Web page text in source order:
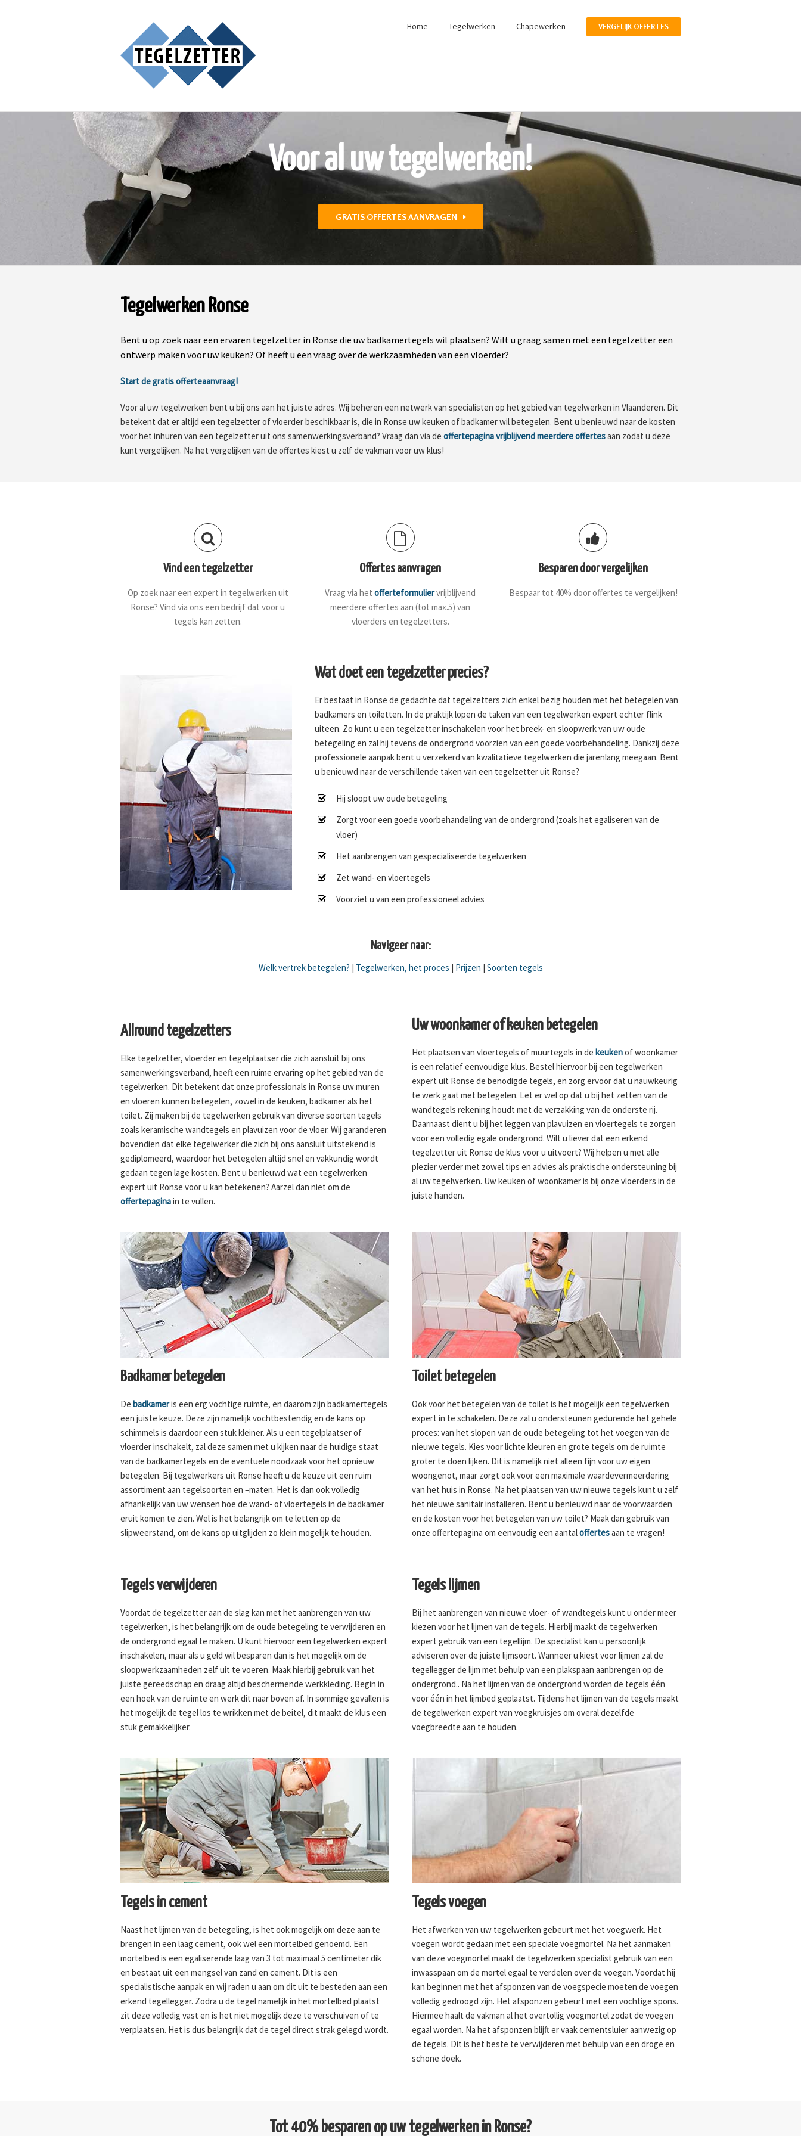
Home Tegelwerken Chapewerken VERGELIJK OFFERTES
Voor al uw tegelwerken!
GRATIS OFFERTES AANVRAGEN
Tegelwerken Ronse
Bent u op zoek naar een ervaren tegelzetter in Ronse die uw badkamertegels wil plaatsen? Wilt u graag samen met een tegelzetter een
ontwerp maken voor uw keuken? Of heeft u een vraag over de werkzaamheden van een vloerder?
Start de gratis offerteaanvraag!
Voor al uw tegelwerken bent u bij ons aan het juiste adres. Wij beheren een netwerk van specialisten op het gebied van tegelwerken in Vlaanderen. Dit
betekent dat er altijd een tegelzetter of vloerder beschikbaar is, die in Ronse uw keuken of badkamer wil betegelen. Bent u benieuwd naar de kosten
voor het inhuren van een tegelzetter uit ons samenwerkingsverband? Vraag dan via de offertepagina vrijblijvend meerdere offertesaan zodat u deze
kunt vergelijken. Na het vergelijken van de offertes kiest u zelf de vakman voor uw klus!
Vind een tegelzetter
Op zoek naar een expert in tegelwerken uit
Ronse? Vind via ons een bedrijf dat voor u
tegels kan zetten.
Offertes aanvragen
Vraag via hetofferteformuliervrijblijvend
meerdere offertes aan (tot max.5) van
vloerders en tegelzetters.
Besparen door vergelijken
Bespaar tot 40% door offertes te vergelijken!
Wat doet een tegelzetter precies?
Er bestaat in Ronse de gedachte dat tegelzetters zich enkel bezig houden met het betegelen van
badkamers en toiletten. In de praktijk lopen de taken van een tegelwerken expert echter flink
uiteen. Zo kunt u een tegelzetter inschakelen voor het breek- en sloopwerk van uw oude
betegeling en zal hij tevens de ondergrond voorzien van een goede voorbehandeling. Dankzij deze
professionele aanpak bent u verzekerd van kwalitatieve tegelwerken die jarenlang meegaan. Bent
u benieuwd naar de verschillende taken van een tegelzetter uit Ronse?
Hij sloopt uw oude betegeling
Zorgt voor een goede voorbehandeling van de ondergrond (zoals het egaliseren van de
vloer)
Het aanbrengen van gespecialiseerde tegelwerken
Zet wand- en vloertegels
Voorziet u van een professioneel advies
Navigeer naar:
Welk vertrek betegelen? Tegelwerken, het proces Prijzen Soorten tegels
Allround tegelzetters
Elke tegelzetter, vloerder en tegelplaatser die zich aansluit bij ons
samenwerkingsverband, heeft een ruime ervaring op het gebied van de
tegelwerken. Dit betekent dat onze professionals in Ronse uw muren
en vloeren kunnen betegelen, zowel in de keuken, badkamer als het
toilet. Zij maken bij de tegelwerken gebruik van diverse soorten tegels
zoals keramische wandtegels en plavuizen voor de vloer. Wij garanderen
bovendien dat elke tegelwerker die zich bij ons aansluit uitstekend is
gediplomeerd, waardoor het betegelen altijd snel en vakkundig wordt
gedaan tegen lage kosten. Bent u benieuwd wat een tegelwerken
expert uit Ronse voor u kan betekenen? Aarzel dan niet om de
offertepaginain te vullen.
Uw woonkamer of keuken betegelen
Het plaatsen van vloertegels of muurtegels in de keukenof woonkamer
is een relatief eenvoudige klus. Bestel hiervoor bij een tegelwerken
expert uit Ronse de benodigde tegels, en zorg ervoor dat u nauwkeurig
te werk gaat met betegelen. Let er wel op dat u bij het zetten van de
wandtegels rekening houdt met de verzakking van de onderste rij.
Daarnaast dient u bij het leggen van plavuizen en vloertegels te zorgen
voor een volledig egale ondergrond. Wilt u liever dat een erkend
tegelzetter uit Ronse de klus voor u uitvoert? Wij helpen u met alle
plezier verder met zowel tips en advies als praktische ondersteuning bij
al uw tegelwerken. Uw keuken of woonkamer is bij onze vloerders in de
juiste handen.
Badkamer betegelen
De badkameris een erg vochtige ruimte, en daarom zijn badkamertegels
een juiste keuze. Deze zijn namelijk vochtbestendig en de kans op
schimmels is daardoor een stuk kleiner. Als u een tegelplaatser of
vloerder inschakelt, zal deze samen met u kijken naar de huidige staat
van de badkamertegels en de eventuele noodzaak voor het opnieuw
betegelen. Bij tegelwerkers uit Ronse heeft u de keuze uit een ruim
assortiment aan tegelsoorten en –maten. Het is dan ook volledig
afhankelijk van uw wensen hoe de wand- of vloertegels in de badkamer
eruit komen te zien. Wel is het belangrijk om te letten op de
slipweerstand, om de kans op uitglijden zo klein mogelijk te houden.
Toilet betegelen
Ook voor het betegelen van de toilet is het mogelijk een tegelwerken
expert in te schakelen. Deze zal u ondersteunen gedurende het gehele
proces: van het slopen van de oude betegeling tot het voegen van de
nieuwe tegels. Kies voor lichte kleuren en grote tegels om de ruimte
groter te doen lijken. Dit is namelijk niet alleen fijn voor uw eigen
woongenot, maar zorgt ook voor een maximale waardevermeerdering
van het huis in Ronse. Na het plaatsen van uw nieuwe tegels kunt u zelf
het nieuwe sanitair installeren. Bent u benieuwd naar de voorwaarden
en de kosten voor het betegelen van uw toilet? Maak dan gebruik van
onze offertepagina om eenvoudig een aantaloffertesaan te vragen!
Tegels verwijderen
Voordat de tegelzetter aan de slag kan met het aanbrengen van uw
tegelwerken, is het belangrijk om de oude betegeling te verwijderen en
de ondergrond egaal te maken. U kunt hiervoor een tegelwerken expert
inschakelen, maar als u geld wil besparen dan is het mogelijk om de
sloopwerkzaamheden zelf uit te voeren. Maak hierbij gebruik van het
juiste gereedschap en draag altijd beschermende werkkleding. Begin in
een hoek van de ruimte en werk dit naar boven af. In sommige gevallen is
het mogelijk de tegel los te wrikken met de beitel, dit maakt de klus een
stuk gemakkelijker.
Tegels lijmen
Bij het aanbrengen van nieuwe vloer- of wandtegels kunt u onder meer
kiezen voor het lijmen van de tegels. Hierbij maakt de tegelwerken
expert gebruik van een tegellijm. De specialist kan u persoonlijk
adviseren over de juiste lijmsoort. Wanneer u kiest voor lijmen zal de
tegellegger de lijm met behulp van een plakspaan aanbrengen op de
ondergrond.. Na het lijmen van de ondergrond worden de tegels één
voor één in het lijmbed geplaatst. Tijdens het lijmen van de tegels maakt
de tegelwerken expert van voegkruisjes om overal dezelfde
voegbreedte aan te houden.
Tegels in cement
Naast het lijmen van de betegeling, is het ook mogelijk om deze aan te
brengen in een laag cement, ook wel een mortelbed genoemd. Een
mortelbed is een egaliserende laag van 3 tot maximaal 5 centimeter dik
en bestaat uit een mengsel van zand en cement. Dit is een
specialistische aanpak en wij raden u aan om dit uit te besteden aan een
erkend tegellegger. Zodra u de tegel namelijk in het mortelbed plaatst
zit deze volledig vast en is het niet mogelijk deze te verschuiven of te
verplaatsen. Het is dus belangrijk dat de tegel direct strak gelegd wordt.
Tegels voegen
Het afwerken van uw tegelwerken gebeurt met het voegwerk. Het
voegen wordt gedaan met een speciale voegmortel. Na het aanmaken
van deze voegmortel maakt de tegelwerken specialist gebruik van een
inwasspaan om de mortel egaal te verdelen over de voegen. Voordat hij
kan beginnen met het afsponzen van de voegspecie moeten de voegen
volledig gedroogd zijn. Het afsponzen gebeurt met een vochtige spons.
Hiermee haalt de vakman al het overtollig voegmortel zodat de voegen
egaal worden. Na het afsponzen blijft er vaak cementsluier aanwezig op
de tegels. Dit is het beste te verwijderen met behulp van een droge en
schone doek.
Tot 40% besparen op uw tegelwerken in Ronse?